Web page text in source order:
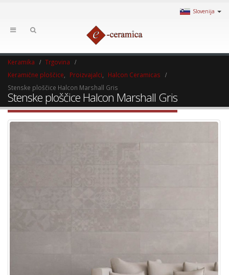
Slovenija
Keramika
Trgovina
Keramične ploščice
Proizvajalci
Halcon Ceramicas
Stenske ploščice Halcon Marshall Gris
Stenske ploščice Halcon Marshall Gris